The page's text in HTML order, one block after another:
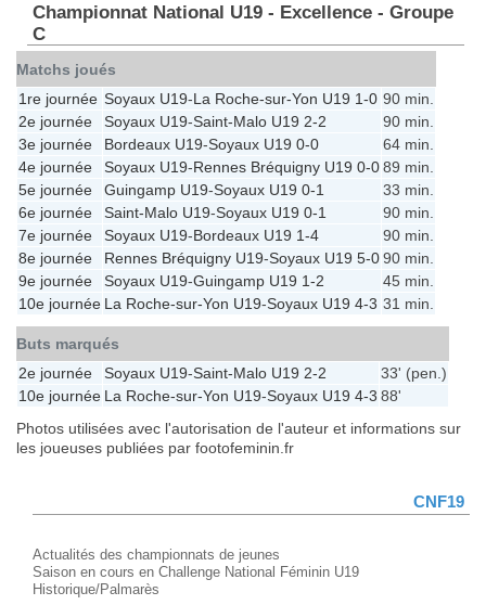
Championnat National U19 - Excellence - Groupe
C
Matchs joués
1re journée Soyaux U19-La Roche-sur-Yon U19 1-0 90 min.
2e journée
Soyaux U19-Saint-Malo U19 2-2
90 min.
3e journée
Bordeaux U19-Soyaux U19 0-0
64 min.
4e journée
Soyaux U19-Rennes Bréquigny U19 0-089 min.
5e journée
Guingamp U19-Soyaux U19 0-1
33 min.
6e journée
Saint-Malo U19-Soyaux U19 0-1
90 min.
7e journée
Soyaux U19-Bordeaux U19 1-4
90 min.
8e journée
Rennes Bréquigny U19-Soyaux U19 5-090 min.
9e journée
Soyaux U19-Guingamp U19 1-2
45 min.
10e journée La Roche-sur-Yon U19-Soyaux U19 4-3 31 min.
Buts marqués
2e journée
Soyaux U19-Saint-Malo U19 2-2
33' (pen.)
10e journée La Roche-sur-Yon U19-Soyaux U19 4-3 88'
Photos utilisées avec l'autorisation de l'auteur et informations sur
les joueuses publiées par footofeminin.fr
CNF19
Actualités des championnats de jeunes
Saison en cours en Challenge National Féminin U19
Historique/Palmarès